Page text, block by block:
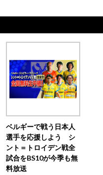
ベルギーで戦う日本人
選手を応援しよう シ
ント＝トロイデン戦全
試合をBS10が今季も無
料放送